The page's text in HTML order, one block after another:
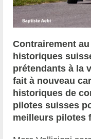
Contrairement
historiques
prétendants à la
fait à nouveau
historiques de
pilotes suisses
meilleurs pilotes